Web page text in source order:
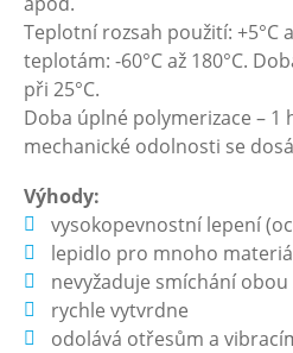
Teplotní rozsah použití: +5°C
teplotám: -60°C až 180°C.
při 25°C.
Doba úplné polymerizace – 1
mechanické odolnosti se
Výhody:
vysokopevnostní lepení
lepidlo pro mnoho
nevyžaduje smíchání
rychle vytvrdne
odolává otřesům a